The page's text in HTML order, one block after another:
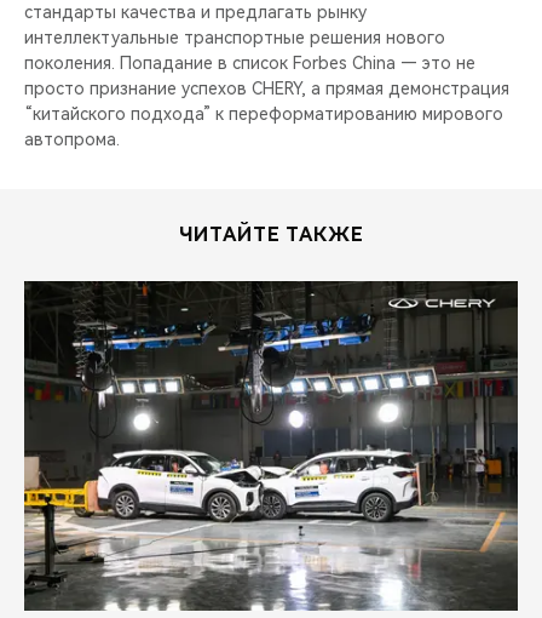
стандарты качества и предлагать рынку
интеллектуальные транспортные решения нового
поколения. Попадание в список Forbes China — это не
просто признание успехов CHERY, а прямая демонстрация
“китайского подхода” к переформатированию мирового
автопрома.
ЧИТАЙТЕ ТАКЖЕ